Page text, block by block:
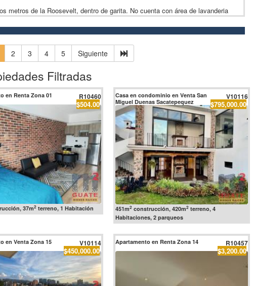
metros de la Roosevelt, dentro de garita. No cuenta con área de lavanderia
2 3 4 5 Siguiente
Filtradas
en Renta Zona 01 R10460
$504.00
37m2terreno, 1 Habitación
Casa en condominio en Venta San
Miguel Duenas Sacatepequez
V10116
$795,000.00
451m2 construcción, 420m2 terreno, 4
Habitaciones, 2 parqueos
en Venta Zona 15 V10114
$450,000.00
Apartamento en Renta Zona 14 R10457
$3,200.00